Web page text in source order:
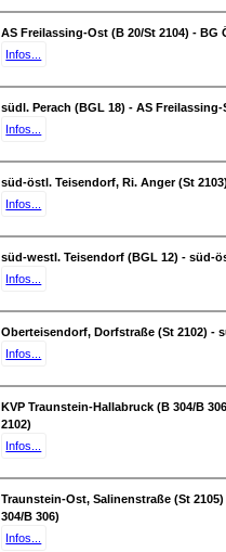
AS Freilassing-Ost (B 20/St 2104) - BG
Infos...
südl. Perach (BGL 18) - AS Freilassing-
Infos...
süd-östl. Teisendorf, Ri. Anger (St
Infos...
süd-westl. Teisendorf (BGL 12) - süd-
Infos...
Oberteisendorf, Dorfstraße (St 2102) -
Infos...
KVP Traunstein-Hallabruck (B 304/B
2102)
Infos...
Traunstein-Ost, Salinenstraße (St
304/B 306)
Infos...